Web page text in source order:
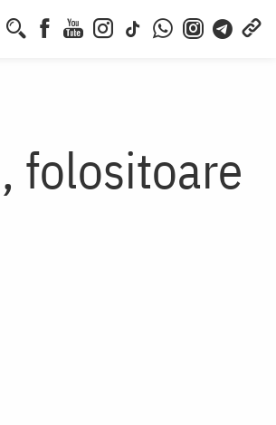
folositoare